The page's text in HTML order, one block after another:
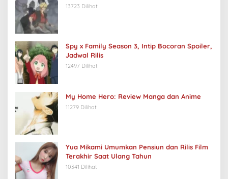
13723 Dilihat
Spy x Family Season 3, Intip Bocoran Spoiler,
Jadwal Rilis
12497 Dilihat
My Home Hero: Review Manga dan Anime
11279 Dilihat
Yua Mikami Umumkan Pensiun dan Rilis Film
Terakhir Saat Ulang Tahun
10341 Dilihat